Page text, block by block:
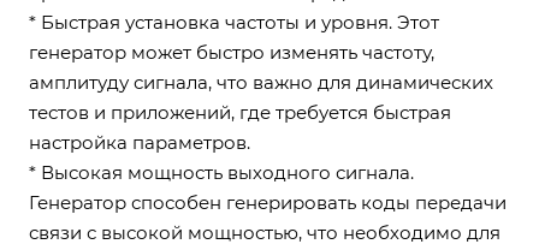
* Быстрая установка частоты и уровня. Этот
генератор может быстро изменять частоту,
амплитуду сигнала, что важно для динамических
тестов и приложений, где требуется быстрая
настройка параметров.
* Высокая мощность выходного сигнала.
Генератор способен генерировать коды передачи
связи с высокой мощностью, что необходимо для